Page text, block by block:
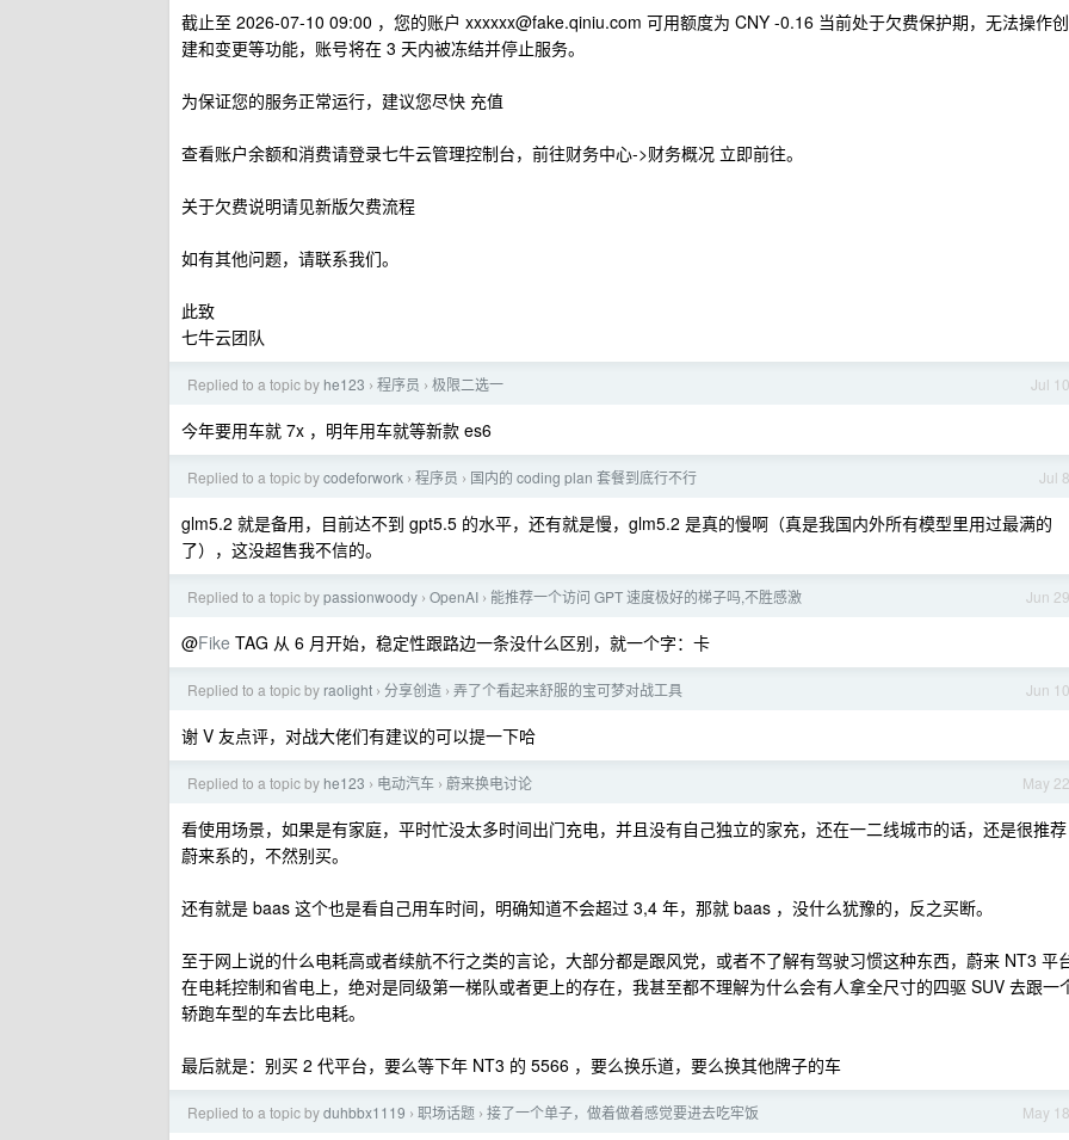
截止至 2026-07-10 09:00 ，您的账户 xxxxxx@fake.qiniu.com 可用额度为 CNY -0.16 当前处于欠费保护期，无法操作创
建和变更等功能，账号将在 3 天内被冻结并停止服务。
为保证您的服务正常运行，建议您尽快 充值
查看账户余额和消费请登录七牛云管理控制台，前往财务中心->财务概况 立即前往。
关于欠费说明请见新版欠费流程
如有其他问题，请联系我们。
此致
七牛云团队
Jul 10
Replied to a topic by he123 › 程序员 › 极限二选一
今年要用车就 7x ，明年用车就等新款 es6
Jul 8
Replied to a topic bycodeforwork › 程序员 › 国内的 coding plan 套餐到底行不行
glm5.2 就是备用，目前达不到 gpt5.5 的水平，还有就是慢，glm5.2 是真的慢啊（真是我国内外所有模型里用过最满的
了），这没超售我不信的。
Jun 29
Replied to a topic bypassionwoody › OpenAI › 能推荐一个访问 GPT 速度极好的梯子吗,不胜感激
@Fike TAG 从 6 月开始，稳定性跟路边一条没什么区别，就一个字：卡
Jun 10
Replied to a topic by raolight › 分享创造 › 弄了个看起来舒服的宝可梦对战工具
谢 V 友点评，对战大佬们有建议的可以提一下哈
May 22
Replied to a topic by he123 › 电动汽车 › 蔚来换电讨论
看使用场景，如果是有家庭，平时忙没太多时间出门充电，并且没有自己独立的家充，还在一二线城市的话，还是很推荐
蔚来系的，不然别买。
还有就是 baas 这个也是看自己用车时间，明确知道不会超过 3,4 年，那就 baas ，没什么犹豫的，反之买断。
至于网上说的什么电耗高或者续航不行之类的言论，大部分都是跟风党，或者不了解有驾驶习惯这种东西，蔚来 NT3 平
在电耗控制和省电上，绝对是同级第一梯队或者更上的存在，我甚至都不理解为什么会有人拿全尺寸的四驱 SUV 去跟一
轿跑车型的车去比电耗。
最后就是：别买 2 代平台，要么等下年 NT3 的 5566 ，要么换乐道，要么换其他牌子的车
May 18
Replied to a topic byduhbbx1119 › 职场话题 › 接了一个单子，做着做着感觉要进去吃牢饭